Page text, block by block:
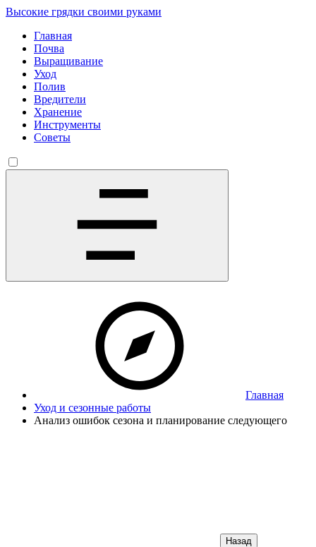
Высокие грядки своими руками
Главная
Почва
Выращивание
Уход
Полив
Вредители
Хранение
Инструменты
Советы
Главная
Уход и сезонные работы
Анализ ошибок сезона и планирование следующего
Назад